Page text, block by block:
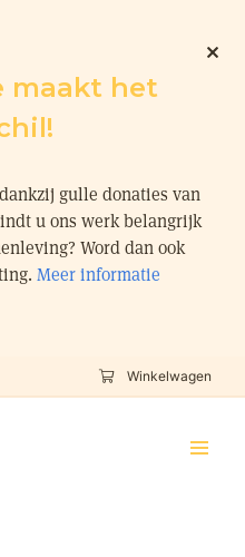
maakt het
gulle donaties van
u ons werk belangrijk
Word dan ook
Meer informatie
Winkelwagen